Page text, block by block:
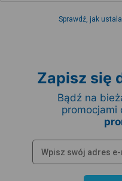
Sprawdź, jak
Zapisz się
Bądź na
promocjami